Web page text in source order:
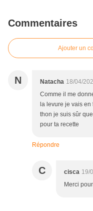
Commentaires
Ajouter un
N Natacha 18/04/
Comme il me
la levure je vais
thon je suis sûr
pour ta recette
Répondre
C cisca 19/
Merci